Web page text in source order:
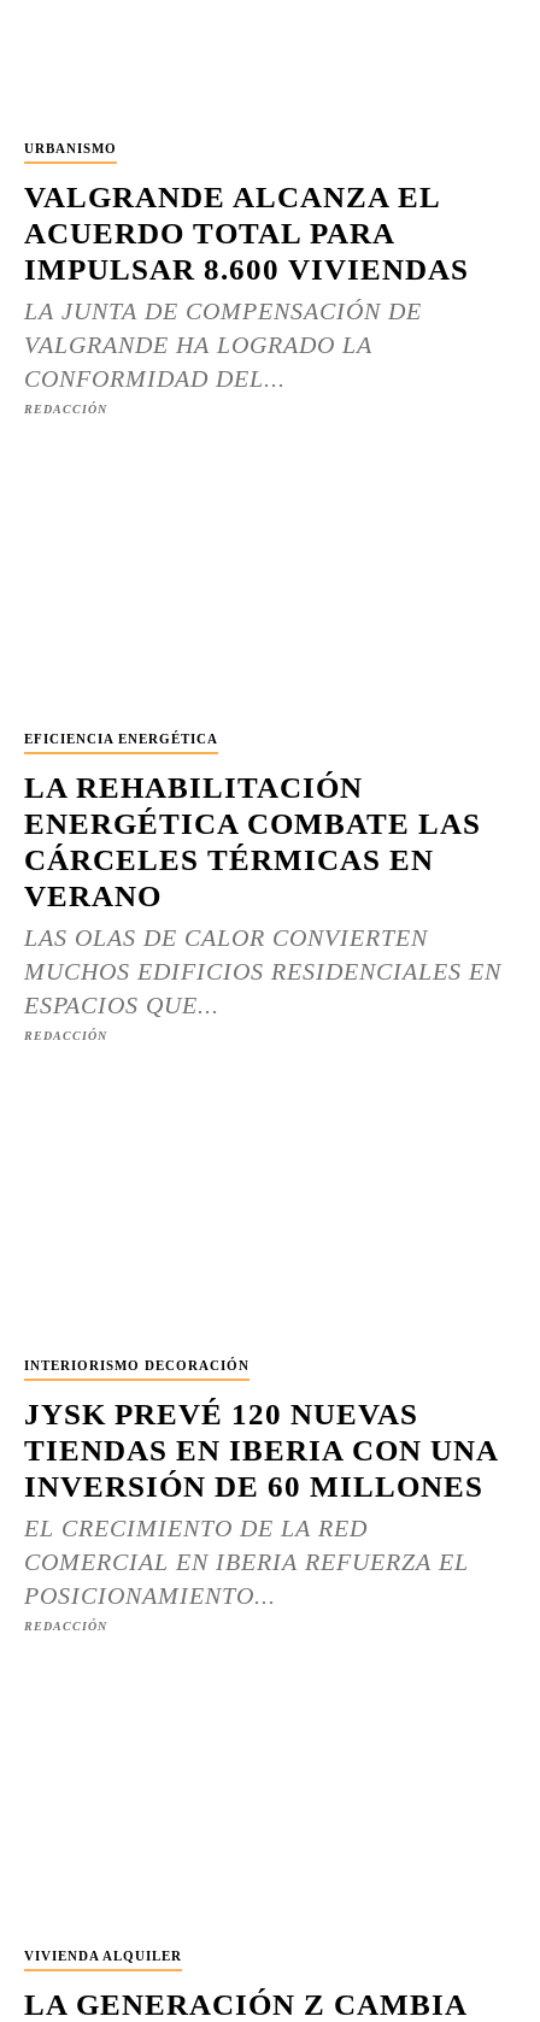
URBANISMO
VALGRANDE ALCANZA EL
ACUERDO TOTAL PARA
IMPULSAR 8.600 VIVIENDAS
LA JUNTA DE COMPENSACIÓN DE
VALGRANDE HA LOGRADO LA
CONFORMIDAD DEL...
REDACCIÓN
EFICIENCIA ENERGÉTICA
LA REHABILITACIÓN
ENERGÉTICA COMBATE LAS
CÁRCELES TÉRMICAS EN
VERANO
LAS OLAS DE CALOR CONVIERTEN
MUCHOS EDIFICIOS RESIDENCIALES EN
ESPACIOS QUE...
REDACCIÓN
INTERIORISMO DECORACIÓN
JYSK PREVÉ 120 NUEVAS
TIENDAS EN IBERIA CON UNA
INVERSIÓN DE 60 MILLONES
EL CRECIMIENTO DE LA RED
COMERCIAL EN IBERIA REFUERZA EL
POSICIONAMIENTO...
REDACCIÓN
VIVIENDA ALQUILER
LA GENERACIÓN Z CAMBIA